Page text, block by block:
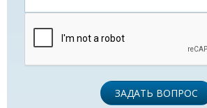
ЗАДАТЬ ВОПРОС